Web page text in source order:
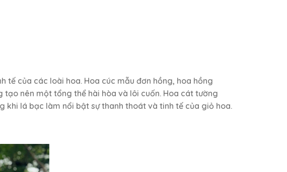
tế của các loài hoa. Hoa cúc mẫu đơn hồng, hoa hồng
nên một tổng thể hài hòa và lôi cuốn. Hoa cát tường
lá bạc làm nổi bật sự thanh thoát và tinh tế của giỏ hoa.